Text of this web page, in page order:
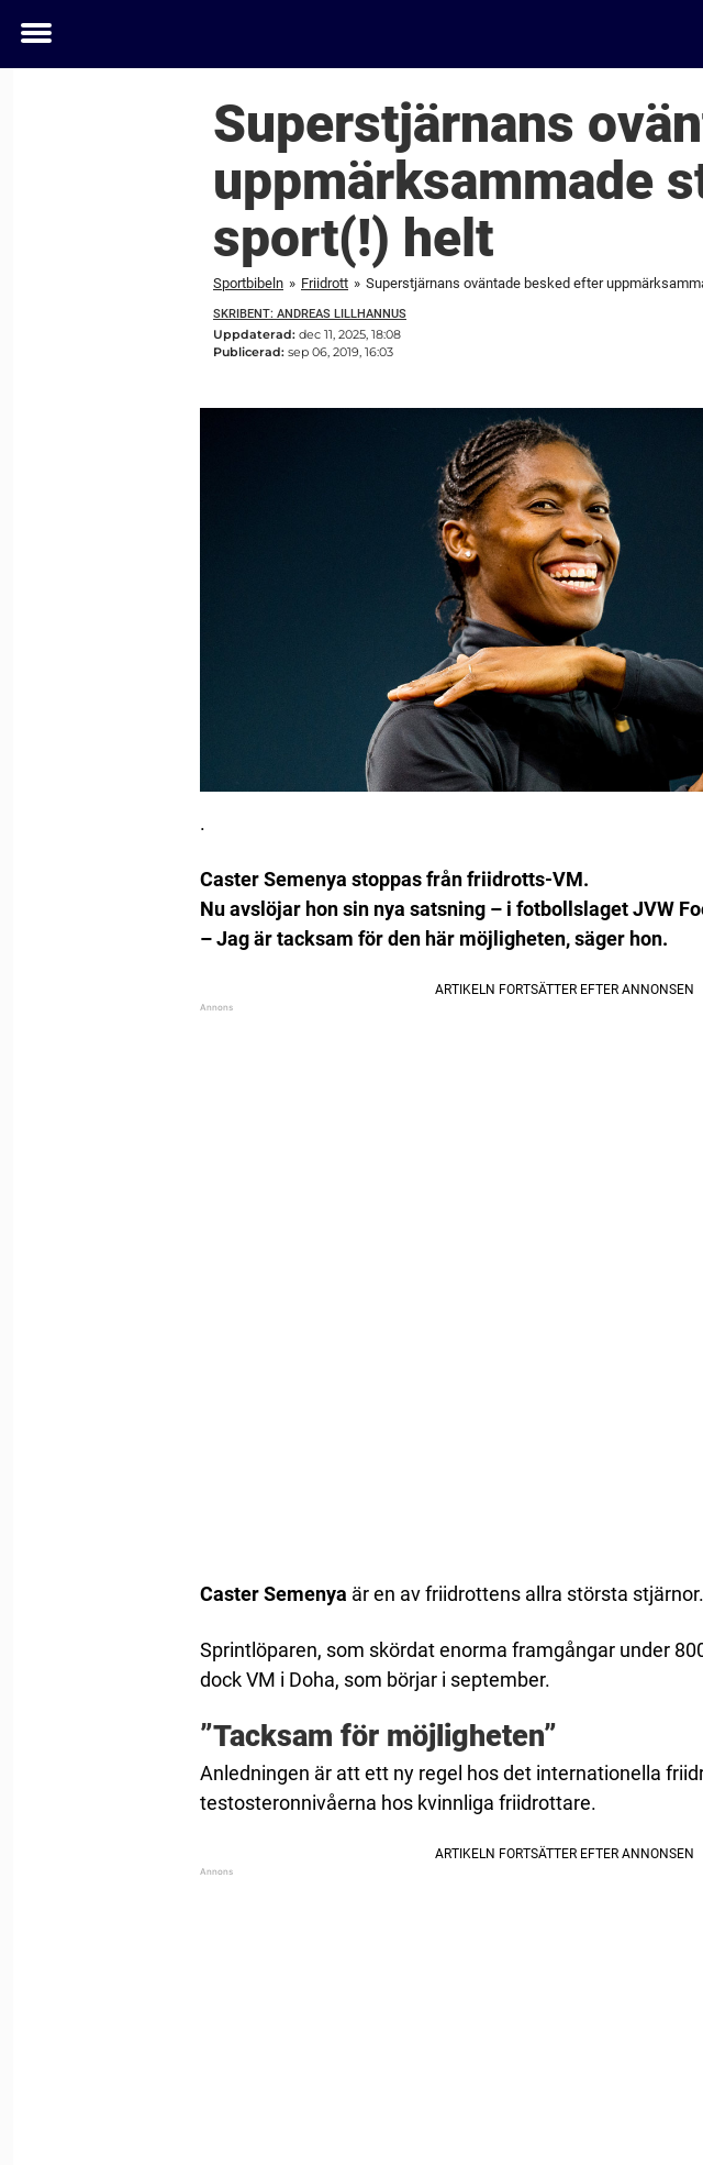
Toggle
Superstjärnans
uppmärksammade
sport(!) helt
Sportbibeln » Friidrott » Superstjärnans oväntade besked efter
SKRIBENT: ANDREAS LILLHANNUS
Uppdaterad: dec 11, 2025, 18:08
Publicerad: sep 06, 2019, 16:03
.
Caster Semenya stoppas från friidrotts-VM.
Nu avslöjar hon sin nya satsning – i fotbollslaget JVW
– Jag är tacksam för den här möjligheten, säger hon.
Caster Semenya är en av friidrottens allra största stjärnor.
Sprintlöparen, som skördat enorma framgångar under
dock VM i Doha, som börjar i september.
”Tacksam för möjligheten”
Anledningen är att ett ny regel hos det internationella
testosteronnivåerna hos kvinnliga friidrottare.